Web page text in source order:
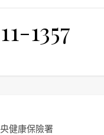
1357
健康保險署